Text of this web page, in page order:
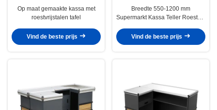
Op maat gemaakte kassa met
roestvrijstalen tafel
Vind de beste prijs
Breedte 550-1200 mm
Supermarkt Kassa Teller Roestvrij
Vind de beste prijs